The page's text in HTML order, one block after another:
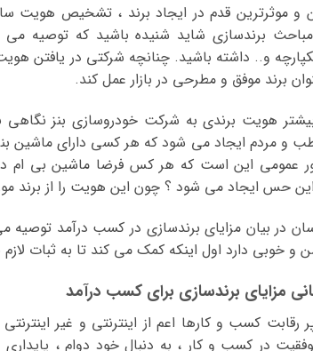
و موثرترین قدم در ایجاد برند ، تشخیص هویت
برندسازی شاید شنیده باشید که توصیه
و.. داشته باشید. چنانچه شرکتی در یافتن
برند موفق و مطرحی در بازار عمل کند.
هویت برندی به شرکت خودروسازی بنز
و مردم ایجاد می شود که هر کسی دارای ماشین
عمومی این است که هر کس فرضا ماشین بی ام
حس ایجاد می شود ؟ چون این هویت را از برند
در بیان مزایای برندسازی در کسب درآمد
و خوبی دارد اول اینکه کمک می کند تا به ثبات لازم
مزایای برندسازی برای کسب درآمد
رقابت کسب و کارها اعم از اینترنتی و غیر
در کسب و کار ، به دنبال خود دوام ،